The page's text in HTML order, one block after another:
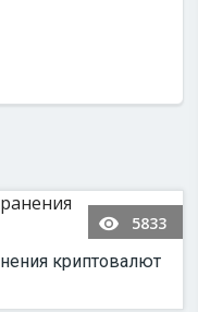
5833
криптовалют